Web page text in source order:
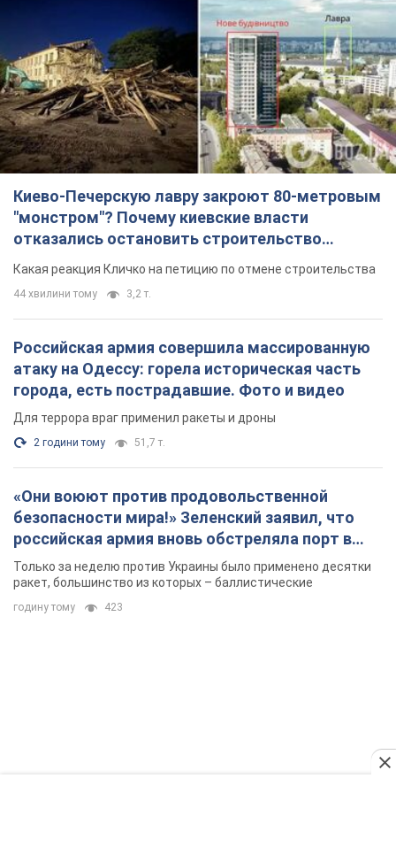
Киево-Печерскую лавру закроют 80-метровым
"монстром"? Почему киевские власти
отказались остановить строительство
небоскреба "московского верующего"
Какая реакция Кличко на петицию по отмене строительства
44 хвилини тому 3,2 т.
Российская армия совершила массированную
атаку на Одессу: горела историческая часть
города, есть пострадавшие. Фото и видео
Для террора враг применил ракеты и дроны
2 години тому 51,7 т.
«Они воюют против продовольственной
безопасности мира!» Зеленский заявил, что
российская армия вновь обстреляла порт в
Одессе
Только за неделю против Украины было применено десятки
ракет, большинство из которых – баллистические
годину тому 423